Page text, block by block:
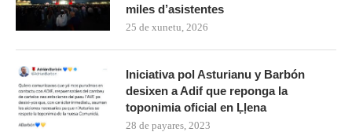
miles d’asistentes
25 de xunetu, 2026
Iniciativa pol Asturianu y Barbón
desixen a Adif que reponga la
toponimia oficial en Ḷḷena
28 de payares, 2023